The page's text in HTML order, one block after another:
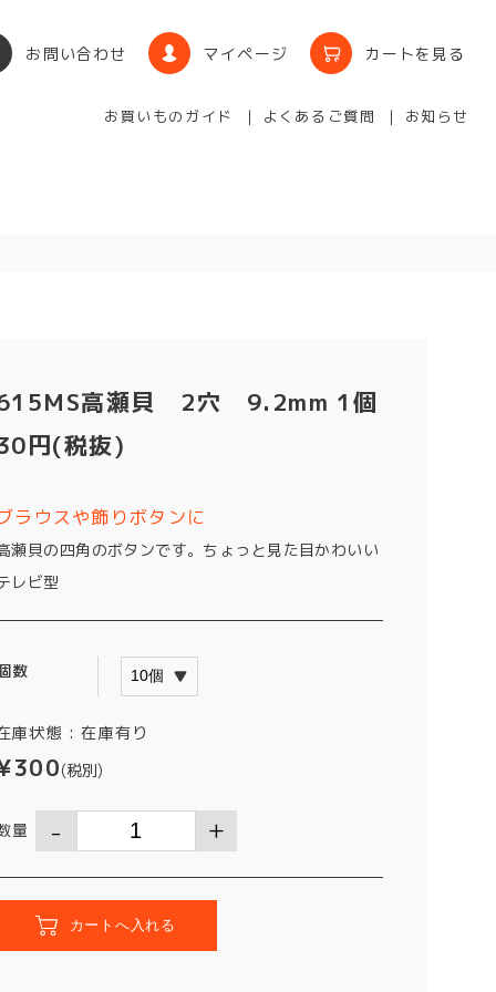
お問い合わせ マイページ カートを見る
お買いものガイド よくあるご質問 お知らせ
高瀬貝 2穴 9.2mm 1個
円(税抜)
ラウスや飾りボタンに
瀬貝の四角のボタンです。ちょっと見た目かわいい
レビ型
数
庫状態 :在庫有り
(税別)
量